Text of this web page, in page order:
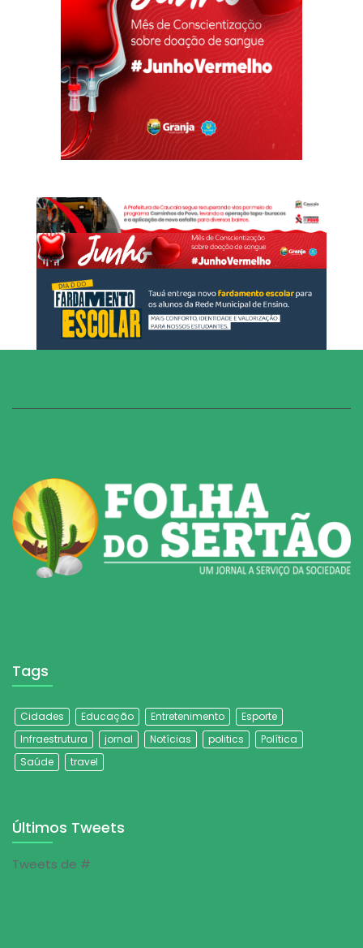
Tags
Cidades Educação Entretenimento
Esporte
Infraestrutura
jornal Notícias politics
Política
Saúde
travel
Últimos Tweets
Tweets de #